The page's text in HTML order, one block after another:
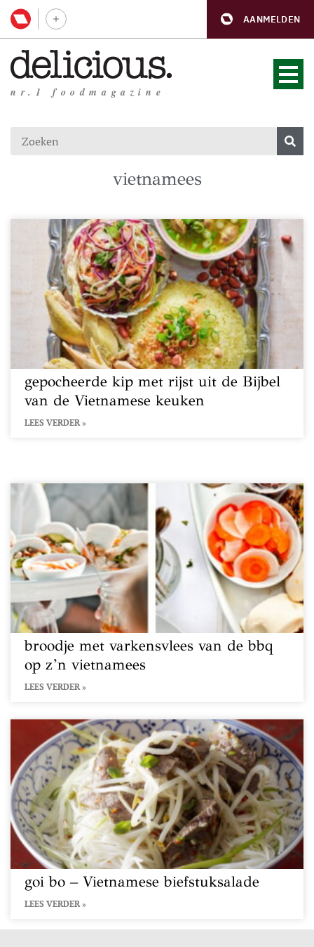
AANMELDEN
nr.1 foodmagazine
vietnamees
gepocheerde kip met rijst uit de Bijbel
van de Vietnamese keuken
LEES VERDER »
broodje met varkensvlees van de bbq
op z’n vietnamees
LEES VERDER »
goi bo – Vietnamese biefstuksalade
LEES VERDER »